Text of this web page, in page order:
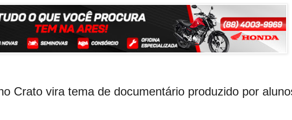
Crato vira tema de documentário produzido por